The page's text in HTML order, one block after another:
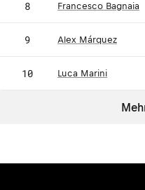
8 Francesco Bagnaia
9 Alex Márquez
10 Luca Marini